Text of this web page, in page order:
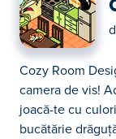
Cozy Room
camera de vis!
joacă-te cu
bucătărie